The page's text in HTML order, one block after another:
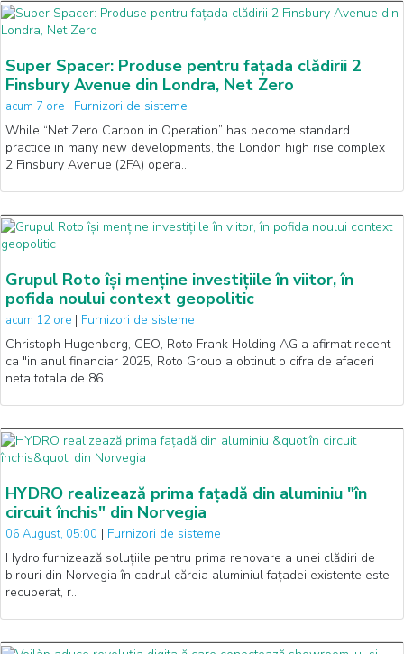
Super Spacer: Produse pentru fațada clădirii 2
Finsbury Avenue din Londra, Net Zero
acum 7 ore | Furnizori de sisteme
While “Net Zero Carbon in Operation” has become standard
practice in many new developments, the London high rise complex
2 Finsbury Avenue (2FA) opera…
Grupul Roto își menține investițiile în viitor, în
pofida noului context geopolitic
acum 12 ore | Furnizori de sisteme
Christoph Hugenberg, CEO, Roto Frank Holding AG a afirmat recent
ca "in anul financiar 2025, Roto Group a obtinut o cifra de afaceri
neta totala de 86…
HYDRO realizează prima fațadă din aluminiu "în
circuit închis" din Norvegia
06 August, 05:00 | Furnizori de sisteme
Hydro furnizează soluțiile pentru prima renovare a unei clădiri de
birouri din Norvegia în cadrul căreia aluminiul fațadei existente este
recuperat, r…